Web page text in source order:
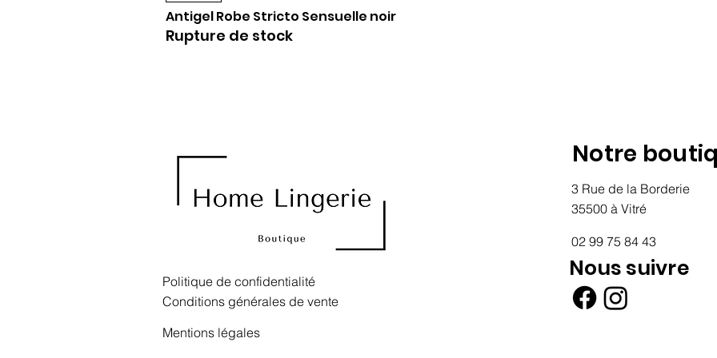
Antigel Robe Stricto Sensuelle noir
Rupture de stock
Politique de confidentialité
Conditions générales de vente
Notre
3 Rue de la Borderie
35500 à Vitré
02 99 75 84 43
Nous suivre
Mentions légales